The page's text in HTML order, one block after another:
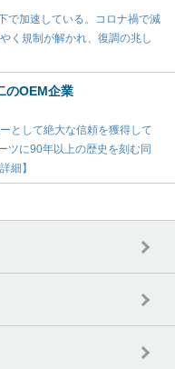
で加速している。コロナ禍で減
く規制が解かれ、復調の兆し
のOEM企業
として絶大な信頼を獲得して
ツに90年以上の歴史を刻む同
細】